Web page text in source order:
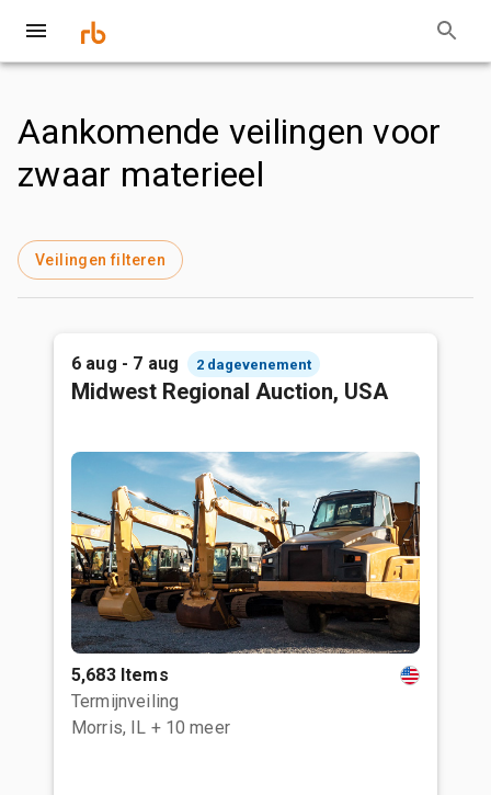
Aankomende veilingen voor
zwaar materieel
Veilingen filteren
6 aug - 7 aug 2 dagevenement
Midwest Regional Auction, USA
5,683 Items
Termijnveiling
Morris, IL + 10 meer